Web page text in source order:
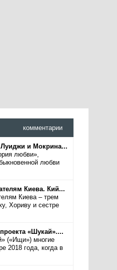
комментарии
и Мокрина...
любви»,
любви
Киева. Кий...
Киева – трем
Хориву и сестре
«Шукай»....
(«Ищи») многие
2018 года, когда в